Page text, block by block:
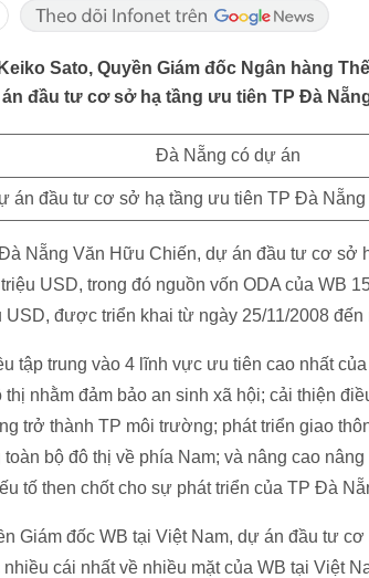
Sato, Quyền Giám đốc Ngân hàng
đầu tư cơ sở hạ tầng ưu tiên TP Đà
án đầu tư cơ sở hạ tầng ưu tiên TP Đà
Nẵng Văn Hữu Chiến, dự án đầu tư cơ sở
USD, trong đó nguồn vốn ODA của WB
được triển khai từ ngày 25/11/2008 đến
tập trung vào 4 lĩnh vực ưu tiên cao nhất
nhằm đảm bảo an sinh xã hội; cải thiện
trở thành TP môi trường; phát triển giao
bộ đô thị về phía Nam; và nâng cao
tố then chốt cho sự phát triển của TP Đà
Giám đốc WB tại Việt Nam, dự án đầu tư
cái nhất về nhiều mặt của WB tại Việt